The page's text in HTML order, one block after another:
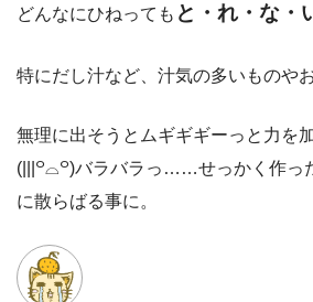
どんなにひねっても と・れ・な・
特にだし汁など、汁気の多いものや
無理に出そうとムギギギーっと力を
(|||꒪⌓꒪)バラバラっ……せっかく作っ
に散らばる事に。